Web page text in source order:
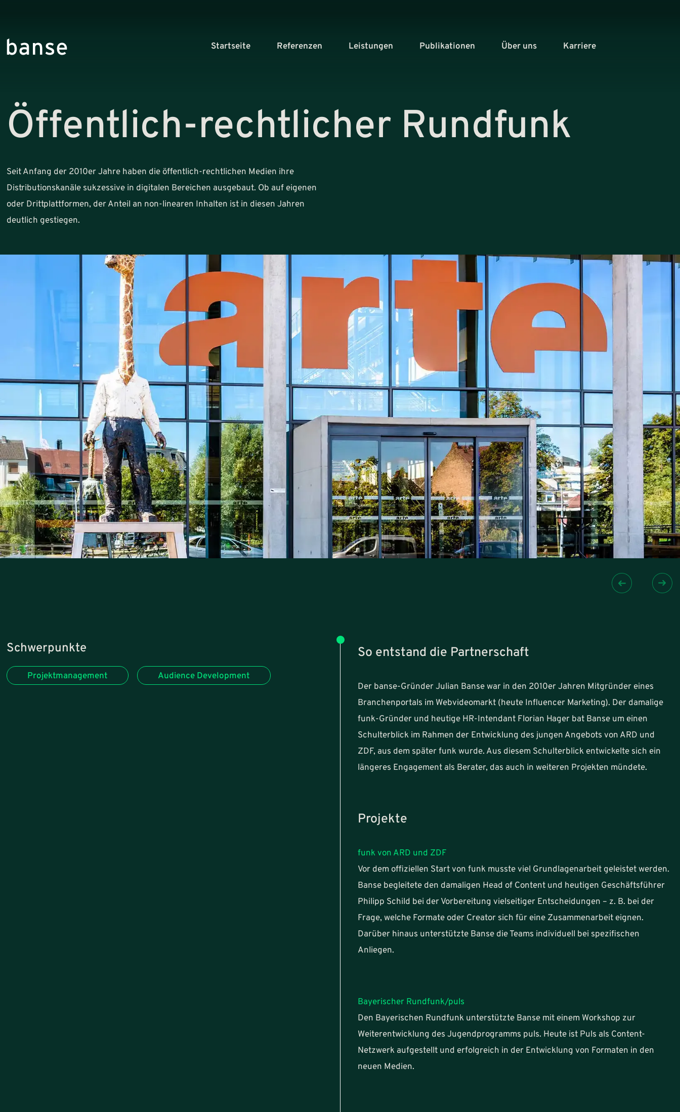
Startseite Referenzen Leistungen Publikationen Über uns Karriere
Öffentlich-rechtlicher Rundfunk
Seit Anfang der 2010er Jahre haben die öffentlich-rechtlichen Medien ihre
Distributionskanäle sukzessive in digitalen Bereichen ausgebaut. Ob auf eigenen
oder Drittplattformen, der Anteil an non-linearen Inhalten ist in diesen Jahren
deutlich gestiegen.
Schwerpunkte
Projektmanagement Audience Development
So entstand die Partnerschaft
Der banse-Gründer Julian Banse war in den 2010er Jahren Mitgründer eines
Branchenportals im Webvideomarkt (heute Influencer Marketing). Der damalige
funk-Gründer und heutige HR-Intendant Florian Hager bat Banse um einen
Schulterblick im Rahmen der Entwicklung des jungen Angebots von ARD und
ZDF, aus dem später funk wurde. Aus diesem Schulterblick entwickelte sich ein
längeres Engagement als Berater, das auch in weiteren Projekten mündete.
Projekte
funk von ARD und ZDF
Vor dem offiziellen Start von funk musste viel Grundlagenarbeit geleistet werden.
Banse begleitete den damaligen Head of Content und heutigen Geschäftsführer
Philipp Schild bei der Vorbereitung vielseitiger Entscheidungen – z. B. bei der
Frage, welche Formate oder Creator sich für eine Zusammenarbeit eignen.
Darüber hinaus unterstützte Banse die Teams individuell bei spezifischen
Anliegen.
Bayerischer Rundfunk/puls
Den Bayerischen Rundfunk unterstützte Banse mit einem Workshop zur
Weiterentwicklung des Jugendprogramms puls. Heute ist Puls als Content-
Netzwerk aufgestellt und erfolgreich in der Entwicklung von Formaten in den
neuen Medien.